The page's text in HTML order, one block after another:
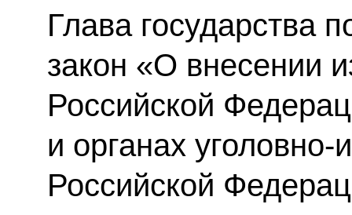
Глава государства
закон «О внесении
Российской
и органах
Российской